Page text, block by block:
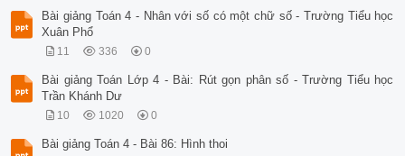
Bài giảng Toán 4 - Nhân với số có một chữ số - Trường Tiểu học
Xuân Phổ
11 336 0
Bài giảng Toán Lớp 4 - Bài: Rút gọn phân số - Trường Tiểu học
Trần Khánh Dư
10 1020 0
Bài giảng Toán 4 - Bài 86: Hình thoi